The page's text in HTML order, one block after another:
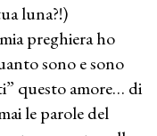
luna?!)
preghiera ho
sono e sono
questo amore… di
le parole del